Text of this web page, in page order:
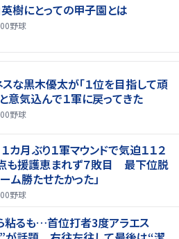
樹にとっての甲子園とは
野球
スな黒木優太が「１位を目指して頑
意気込んで１軍に戻ってきた
野球
月ぶり１軍マウンドで気迫１１２
点も援護恵まれず７敗目 最下位脱
ム勝たせたかった」
野球
粘るも…首位打者3度アラエス